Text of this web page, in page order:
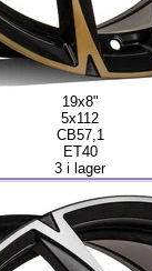
19x8"
5x112
CB57,1
ET40
3 i lager